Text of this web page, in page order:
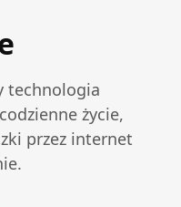
technologia
życie,
przez internet